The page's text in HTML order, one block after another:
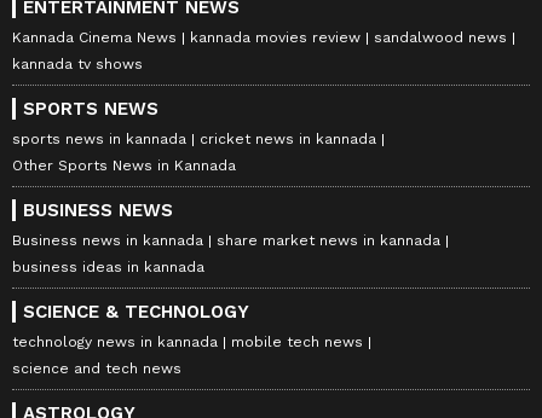
ENTERTAINMENT NEWS
Kannada Cinema News kannada movies review
sandalwood news
kannada tv shows
SPORTS NEWS
sports news in kannada
cricket news in kannada
Other Sports News in Kannada
BUSINESS NEWS
Business news in kannada
share market news in kannada
business ideas in kannada
SCIENCE & TECHNOLOGY
technology news in kannada
mobile tech news
science and tech news
ASTROLOGY